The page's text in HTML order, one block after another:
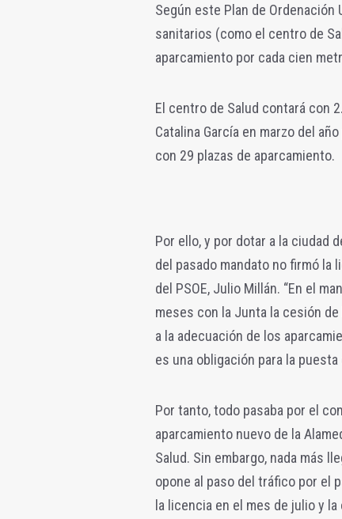
Según este Plan de Ordenación
sanitarios (como el centro de
aparcamiento por cada cien
El centro de Salud contará con
Catalina García en marzo del
con 29 plazas de aparcamiento.
Por ello, y por dotar a la ciudad
del pasado mandato no firmó la
del PSOE, Julio Millán. “En el
meses con la Junta la cesión
a la adecuación de los
es una obligación para la
Por tanto, todo pasaba por el
aparcamiento nuevo de la
Salud. Sin embargo, nada más
opone al paso del tráfico por el
la licencia en el mes de julio y